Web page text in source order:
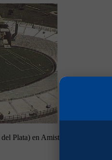
Plata) en Amistosos 2017